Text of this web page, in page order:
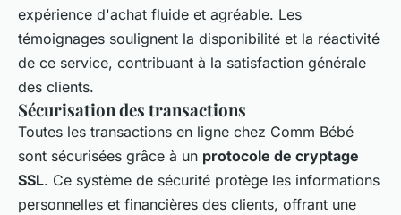
expérience d'achat fluide et agréable. Les
témoignages soulignent la disponibilité et la réactivité
de ce service, contribuant à la satisfaction générale
des clients.
Sécurisation des transactions
Toutes les transactions en ligne chez Comm Bébé
sont sécurisées grâce à un protocole de cryptage
SSL. Ce système de sécurité protège les informations
personnelles et financières des clients, offrant une